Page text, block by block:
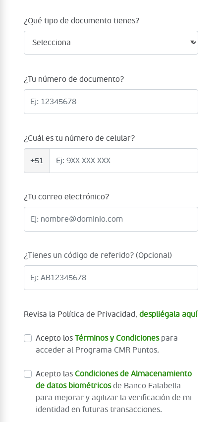
¿Qué tipo de documento tienes?
¿Tu número de documento?
¿Cuál es tu número de celular?
+51
¿Tu correo electrónico?
¿Tienes un código de referido? (Opcional)
Revisa la Política de Privacidad,despliégala aquí
Acepto losTérminos y Condicionespara
acceder al Programa CMR Puntos.
Acepto las Condiciones de Almacenamiento
de datos biométricosde Banco Falabella
para mejorar y agilizar la verificación de mi
identidad en futuras transacciones.